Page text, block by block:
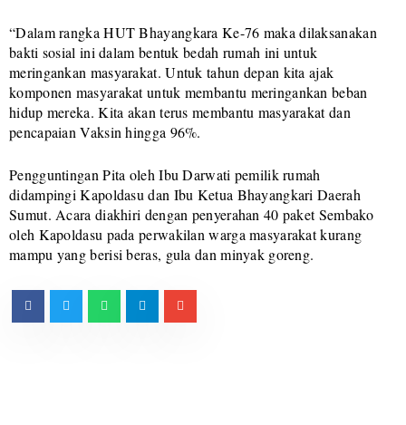
“Dalam rangka HUT Bhayangkara Ke-76 maka dilaksanakan
bakti sosial ini dalam bentuk bedah rumah ini untuk
meringankan masyarakat. Untuk tahun depan kita ajak
komponen masyarakat untuk membantu meringankan beban
hidup mereka. Kita akan terus membantu masyarakat dan
pencapaian Vaksin hingga 96%.
Pengguntingan Pita oleh Ibu Darwati pemilik rumah
didampingi Kapoldasu dan Ibu Ketua Bhayangkari Daerah
Sumut. Acara diakhiri dengan penyerahan 40 paket Sembako
oleh Kapoldasu pada perwakilan warga masyarakat kurang
mampu yang berisi beras, gula dan minyak goreng.